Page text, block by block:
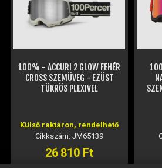
100% - ACCURI 2 GLOW FEHÉR
CROSS SZEMÜVEG - EZÜST
TÜKRÖS PLEXIVEL
Külső raktáron, rendelhető
Cikkszám: JM65139
26 810 Ft